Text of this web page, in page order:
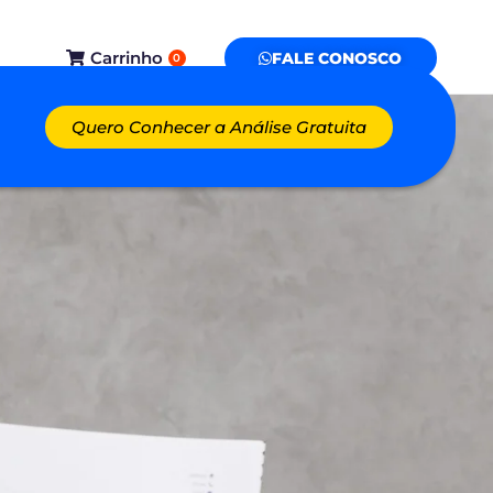
Carrinho 0 FALE CONOSCO
Quero Conhecer a Análise Gratuita